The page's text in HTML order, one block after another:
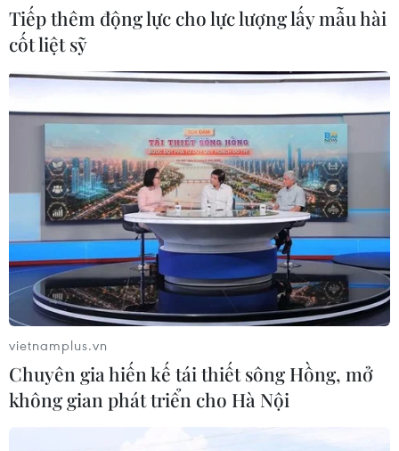
TP.HCM thông tin về việc tiêm vaccine và
xét nghiệm cho shipper
24/09/2021 13:00
Hiện nay, tại Thành phố Hồ Chí Minh, có 160.000 người
giao hàng (shipper) đã tiêm vaccine phòng COVID-19
mũi 1, 33.025 shipper đã tiêm 2 mũi, còn lại khoảng
Tiếp thêm động lực cho lực lượng lấy mẫu hài
cốt liệt sỹ
vietnamplus.vn
Chuyên gia hiến kế tái thiết sông Hồng, mở
không gian phát triển cho Hà Nội